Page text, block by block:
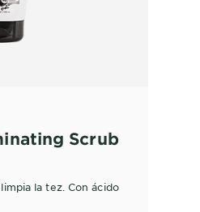
Scrub
la tez. Con ácido